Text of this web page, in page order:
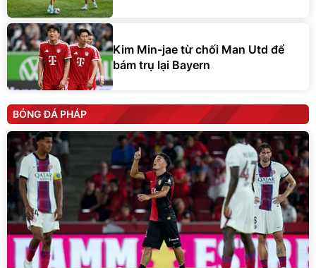
Kim Min-jae từ chối Man Utd để
bám trụ lại Bayern
BÓNG ĐÁ PHÁP